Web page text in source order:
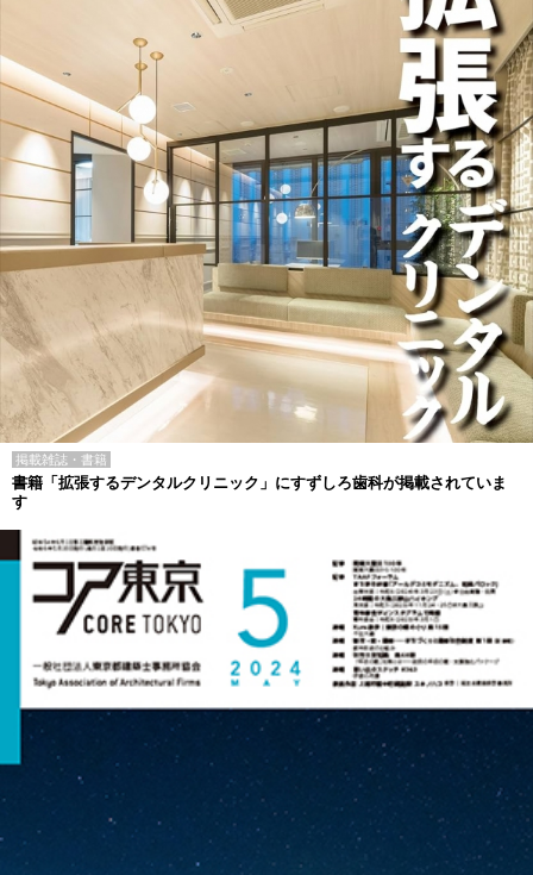
掲載雑誌・書籍
書籍「拡張するデンタルクリニック」にすずしろ歯科が掲載されていま
す